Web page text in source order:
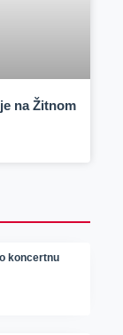
na Žitnom
koncertnu